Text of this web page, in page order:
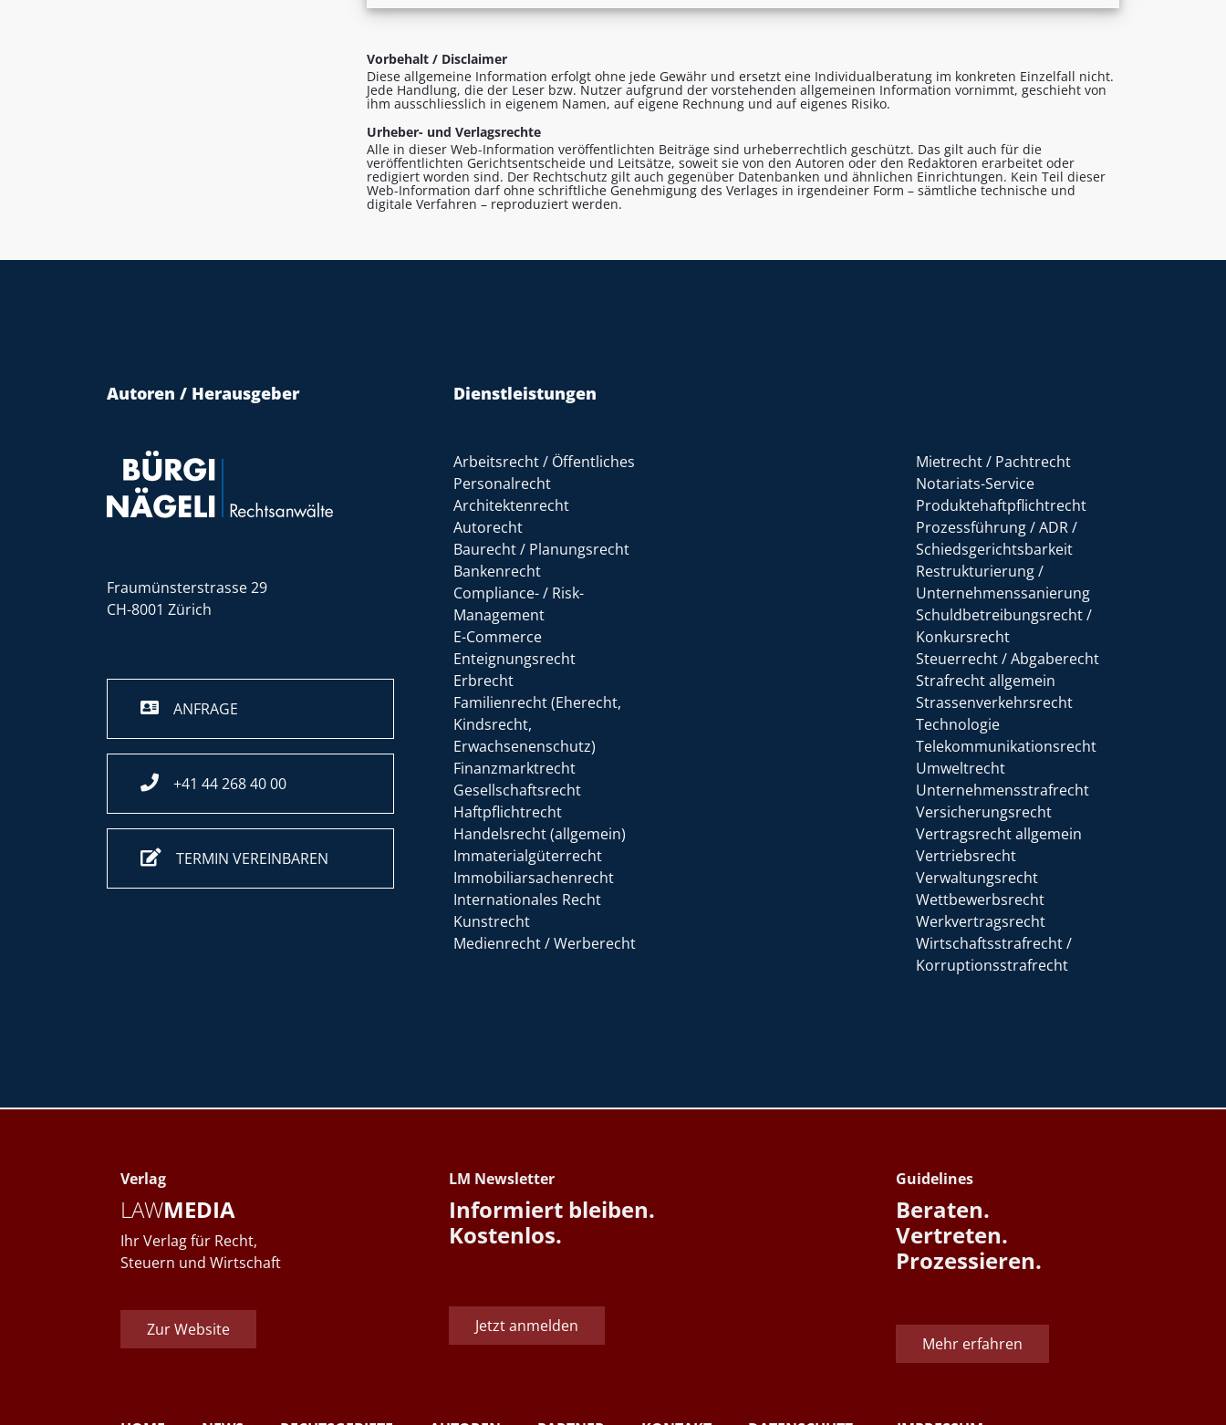
Vorbehalt / Disclaimer
Diese allgemeine Information erfolgt ohne jede Gewähr und ersetzt eine Individualberatung im konkreten Einzelfall nicht.
Jede Handlung, die der Leser bzw. Nutzer aufgrund der vorstehenden allgemeinen Information vornimmt, geschieht von
ihm ausschliesslich in eigenem Namen, auf eigene Rechnung und auf eigenes Risiko.
Urheber- und Verlagsrechte
Alle in dieser Web-Information veröffentlichten Beiträge sind urheberrechtlich geschützt. Das gilt auch für die
veröffentlichten Gerichtsentscheide und Leitsätze, soweit sie von den Autoren oder den Redaktoren erarbeitet oder
redigiert worden sind. Der Rechtschutz gilt auch gegenüber Datenbanken und ähnlichen Einrichtungen. Kein Teil dieser
Web-Information darf ohne schriftliche Genehmigung des Verlages in irgendeiner Form – sämtliche technische und
digitale Verfahren – reproduziert werden.
Autoren / Herausgeber
Fraumünsterstrasse 29
CH-8001 Zürich
ANFRAGE
+41 44 268 40 00
TERMIN VEREINBAREN
Dienstleistungen
Arbeitsrecht / Öffentliches
Personalrecht
Architektenrecht
Autorecht
Baurecht / Planungsrecht
Bankenrecht
Compliance- / Risk-
Management
E-Commerce
Enteignungsrecht
Erbrecht
Familienrecht (Eherecht,
Kindsrecht,
Erwachsenenschutz)
Finanzmarktrecht
Gesellschaftsrecht
Haftpflichtrecht
Handelsrecht (allgemein)
Immaterialgüterrecht
Immobiliarsachenrecht
Internationales Recht
Kunstrecht
Medienrecht / Werberecht
Mietrecht / Pachtrecht
Notariats-Service
Produktehaftpflichtrecht
Prozessführung / ADR /
Schiedsgerichtsbarkeit
Restrukturierung /
Unternehmenssanierung
Schuldbetreibungsrecht /
Konkursrecht
Steuerrecht / Abgaberecht
Strafrecht allgemein
Strassenverkehrsrecht
Technologie
Telekommunikationsrecht
Umweltrecht
Unternehmensstrafrecht
Versicherungsrecht
Vertragsrecht allgemein
Vertriebsrecht
Verwaltungsrecht
Wettbewerbsrecht
Werkvertragsrecht
Wirtschaftsstrafrecht /
Korruptionsstrafrecht
Verlag
LAWMEDIA
Ihr Verlag für Recht,
Steuern und Wirtschaft
Zur Website
LM Newsletter
Informiert bleiben.
Kostenlos.
Jetzt anmelden
Guidelines
Beraten.
Vertreten.
Prozessieren.
Mehr erfahren